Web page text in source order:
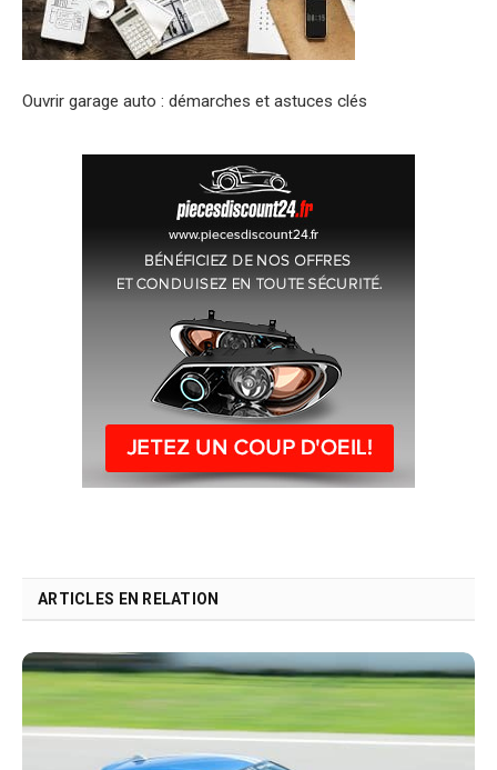
Ouvrir garage auto : démarches et astuces clés
ARTICLES EN RELATION